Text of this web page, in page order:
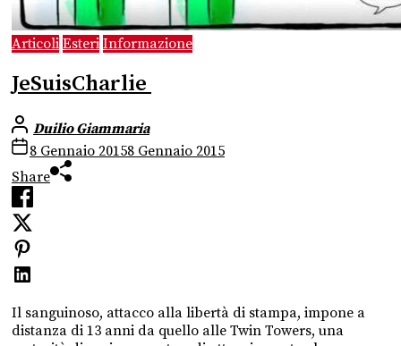
Articoli Esteri Informazione
JeSuisCharlie
Duilio Giammaria
8 Gennaio 20158 Gennaio 2015
Share
Il sanguinoso, attacco alla libertà di stampa, impone a
distanza di 13 anni da quello alle Twin Towers, una